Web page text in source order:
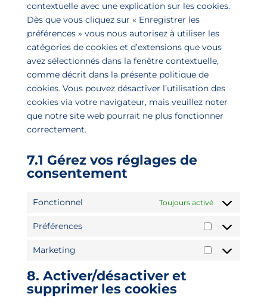
contextuelle avec une explication sur les cookies.
Dès que vous cliquez sur « Enregistrer les
préférences » vous nous autorisez à utiliser les
catégories de cookies et d’extensions que vous
avez sélectionnés dans la fenêtre contextuelle,
comme décrit dans la présente politique de
cookies. Vous pouvez désactiver l’utilisation des
cookies via votre navigateur, mais veuillez noter
que notre site web pourrait ne plus fonctionner
correctement.
7.1 Gérez vos réglages de
consentement
Fonctionnel Toujours activé
Préférences
Préférences
Marketing
Marketing
8. Activer/désactiver et
supprimer les cookies